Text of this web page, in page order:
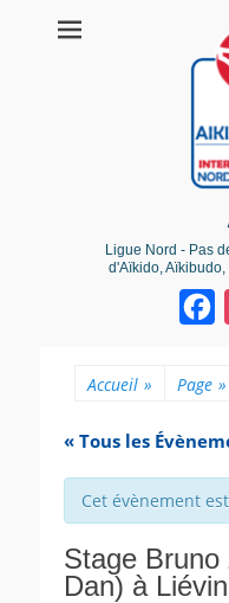
Ligue Nord - Pas
d'Aïkido,
Accueil » Page »
« Tous les
Cet évènement
Stage
Dan) à